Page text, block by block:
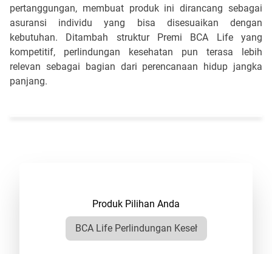
pertanggungan, membuat produk ini dirancang sebagai
asuransi individu yang bisa disesuaikan dengan
kebutuhan. Ditambah struktur Premi BCA Life yang
kompetitif, perlindungan kesehatan pun terasa lebih
relevan sebagai bagian dari perencanaan hidup jangka
panjang.
Produk Pilihan Anda